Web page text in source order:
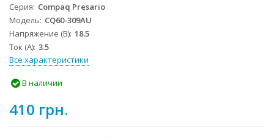
Серия Compaq Presario
Модель CQ60-309AU
Напряжение (В) 18.5
Ток (А) 3.5
Все характеристики
В наличии
410 грн.